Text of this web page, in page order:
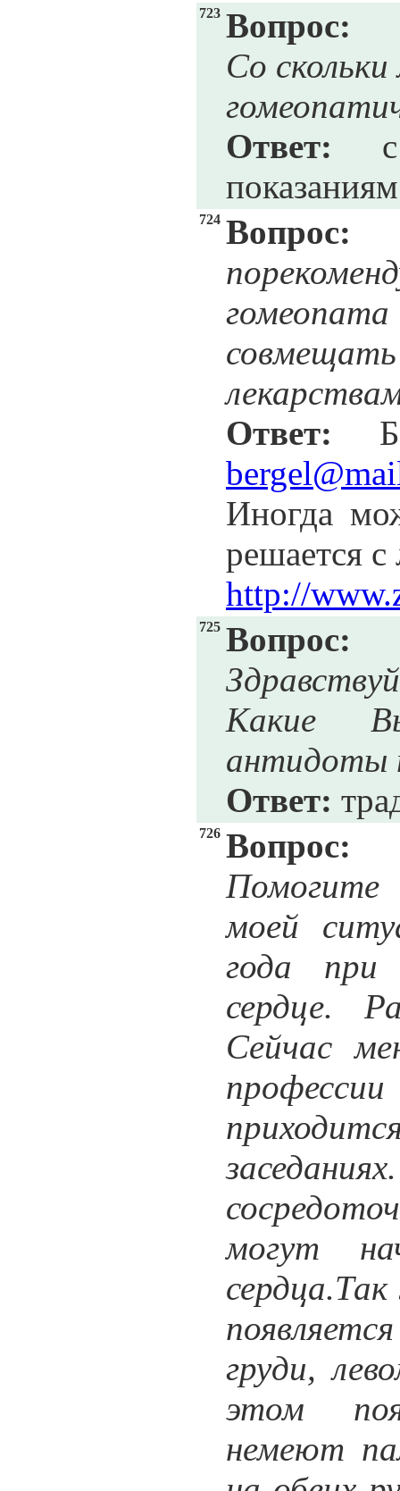
723 Вопрос:
Со
Ответ: с
724 Вопрос:
совмещать
Ответ:
Иногда
решается
http://
725 Вопрос:
Какие
антидоты
Ответ:
726 Вопрос:
Помогите
моей
года при
сердце.
Сейчас
могут
груди,
этом
немеют